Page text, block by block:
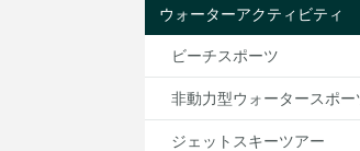
ウォーターアクティビティ
ビーチスポーツ
非動力型ウォータースポー
ジェットスキーツアー